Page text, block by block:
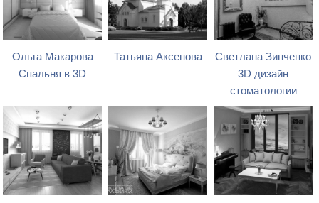
Ольга Макарова
Спальня в 3D
Татьяна Аксенова
Светлана Зинченко
3D дизайн
стоматологии